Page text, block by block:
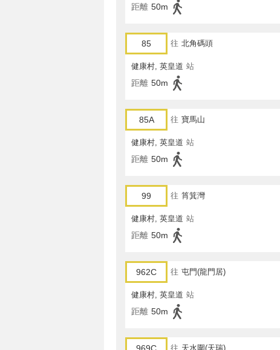
距離 50m
85 往 北角碼頭
健康村, 英皇道 站
距離 50m
85A 往 寶馬山
健康村, 英皇道 站
距離 50m
99 往 筲箕灣
健康村, 英皇道 站
距離 50m
962C 往 屯門(龍門居)
健康村, 英皇道 站
距離 50m
往 天水圍(天瑞)